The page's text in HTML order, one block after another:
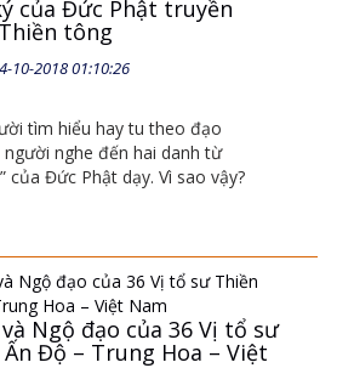
10-2018 01:10:26
tìm hiểu hay tu theo đạo
nghe đến hai danh từ
của Đức Phật dạy. Vì sao vậy?
Ngộ đạo của 36 Vị tổ sư
Độ – Trung Hoa – Việt
10-2018 01:10:45